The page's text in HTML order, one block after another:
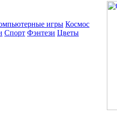
игры Космос
Спорт Фэнтези Цветы